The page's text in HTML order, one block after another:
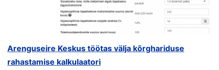
Arenguseire Keskus töötas välja kõrghariduse
rahastamise kalkulaatori